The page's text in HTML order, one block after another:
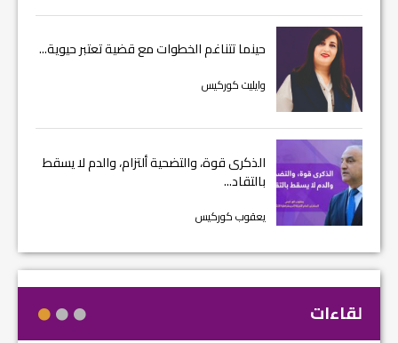
حينما تتناغم الخطوات مع قضية تعتبر حيوية...
وايليت كوركيس
الذكرى قوة، والتضحية ألتزام، والدم لا يسقط
بالتقاد...
يعقوب كوركيس
لقاءات